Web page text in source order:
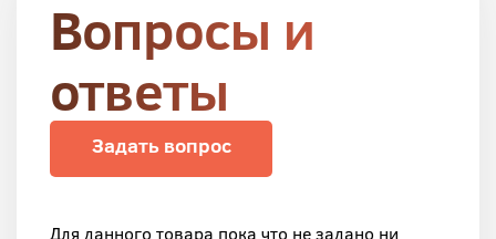
Вопросы и
ответы
Задать вопрос
Для данного товара пока что не задано ни